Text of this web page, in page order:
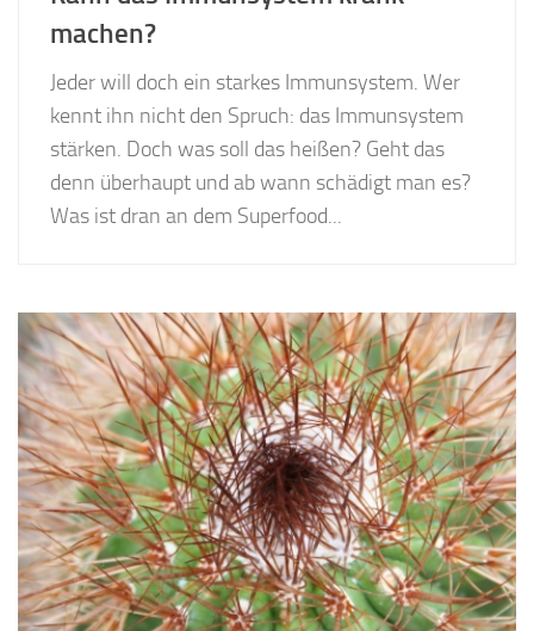
machen?
Jeder will doch ein starkes Immunsystem. Wer
kennt ihn nicht den Spruch: das Immunsystem
stärken. Doch was soll das heißen? Geht das
denn überhaupt und ab wann schädigt man es?
Was ist dran an dem Superfood...